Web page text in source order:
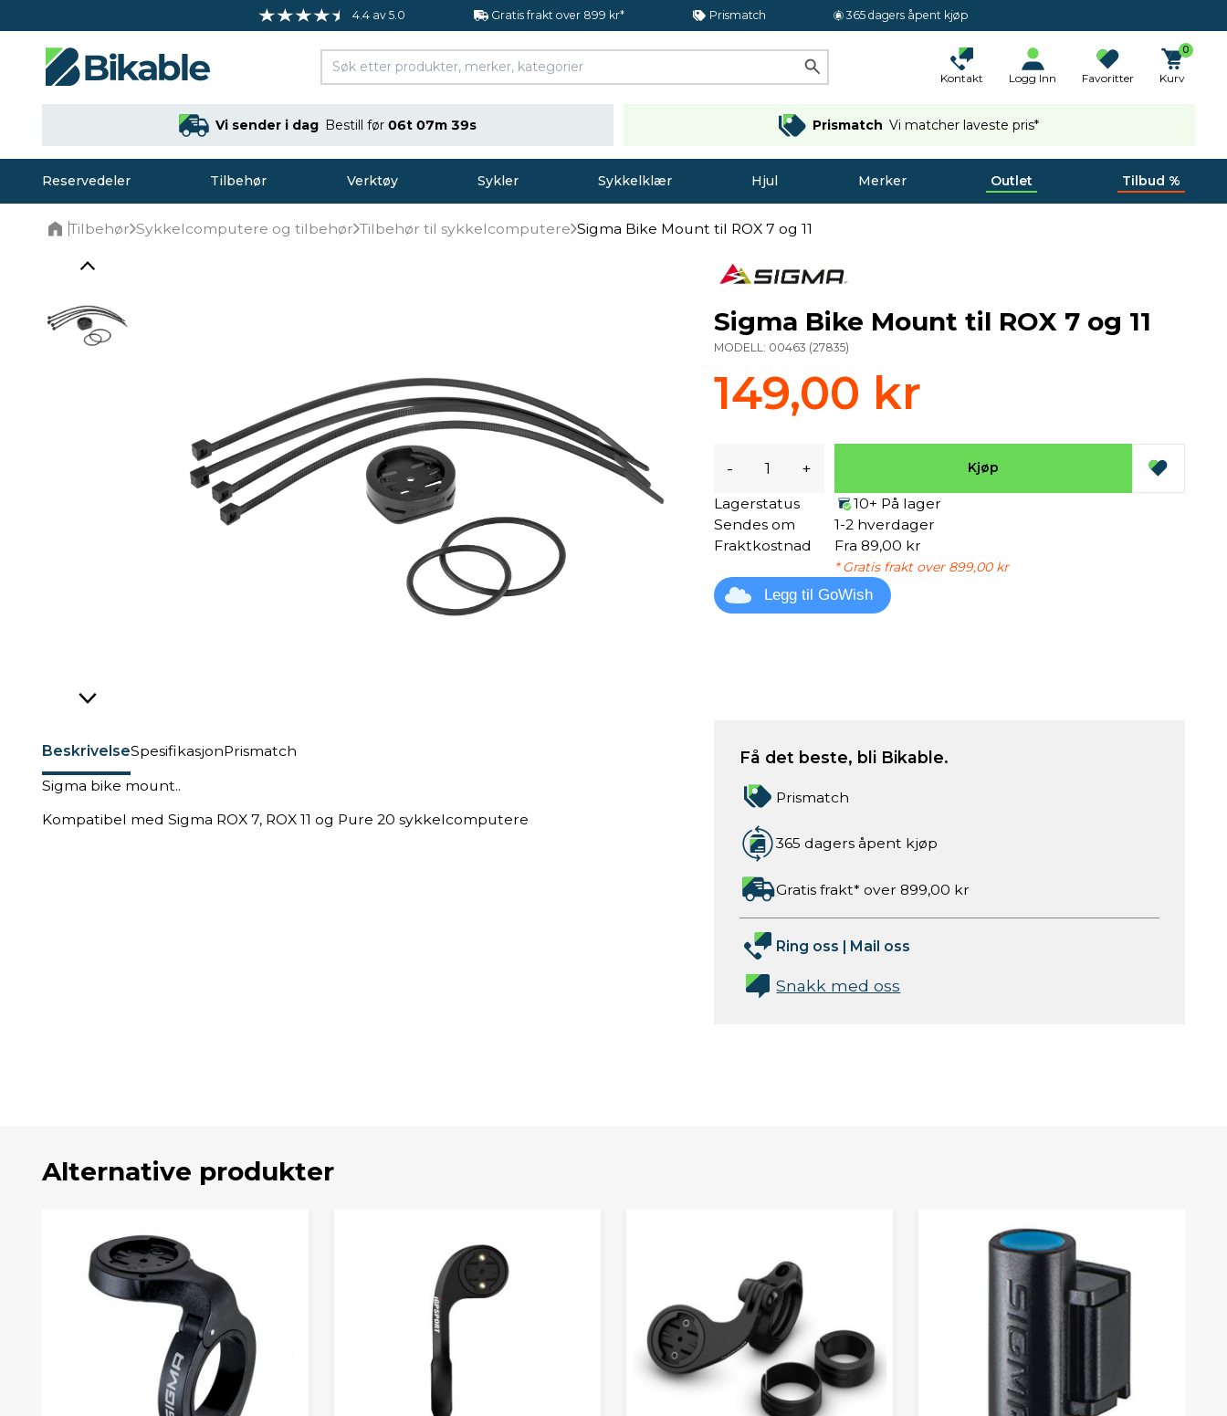
4.4 av 5.0 Gratis frakt over 899 kr* Prismatch 365 dagers åpent kjøp
Kontakt Logg Inn Favoritter
0
Kurv
Vi sender i dag Bestill før 06t 07m 38s Prismatch Vi matcher laveste pris*
Reservedeler Tilbehør Verktøy Sykler Sykkelklær Hjul Merker Outlet Tilbud %
Tilbehør Sykkelcomputere og tilbehør Tilbehør til sykkelcomputere Sigma Bike Mount til ROX 7 og 11
BeskrivelseSpesifikasjonPrismatch
Sigma bike mount..
Kompatibel med Sigma ROX 7, ROX 11 og Pure 20 sykkelcomputere
Sigma Bike Mount til ROX 7 og 11
MODELL: 00463 (27835)
149,00 kr
- + Kjøp
Lagerstatus
10+ På lager
Sendes om
1-2 hverdager
Fraktkostnad
Fra 89,00 kr
* Gratis frakt over 899,00 kr
Legg til GoWish
Få det beste, bli Bikable.
Prismatch
365 dagers åpent kjøp
Gratis frakt* over 899,00 kr
Ring oss | Mail oss
Snakk med oss
Alternative produkter